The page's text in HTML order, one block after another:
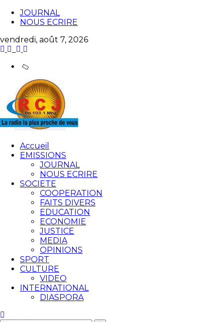
JOURNAL
NOUS ECRIRE
vendredi, août 7, 2026
Accueil
EMISSIONS
JOURNAL
NOUS ECRIRE
SOCIETE
COOPERATION
FAITS DIVERS
EDUCATION
ECONOMIE
JUSTICE
MEDIA
OPINIONS
SPORT
CULTURE
VIDEO
INTERNATIONAL
DIASPORA